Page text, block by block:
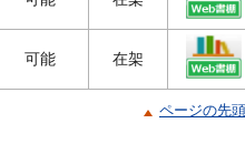
可能 在架
ページの先